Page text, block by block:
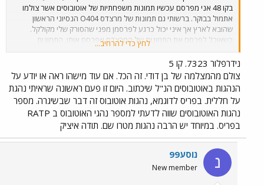
בקו 48 אני מפרסם עכשיו תמונות משפחתיות של אוטובוסים אשר צולמו
אתמול בבוקר. ברשותי גם תמונות של מרצדס O404 הנסיוני הראשון
שהובא לארץ אך איני יכול כרגע לפרסמן מפני שהסורק שלי מקולקל.
כשאוכל לפרסם את התמונות של המרצדס אפרסם אותן. התמונות
שאפרסם היום צולמו מהמצלמה הדיגיטלית של בן דודי כך שאלה התמונות
שצולם בשעה 9:40 בשדרות נורדאו, קו 5 בתל אביב.
לחץ כדי להרחיב...
נידרפלור 7323. קו 5
צולם מהמצלמה של בן דודי. זה הכל. אם עוד מישהו ראה או יודע על
הנהגות באוטובוסים הנ"ל שיכתוב. היום זו פעם ראשונה שראיתי נהגת
על חללית. בפריס לדוגמא, נהגות אוטובוס זה דבר שבשיגרה. מספר
נהגות האוטובוסים שווה לדעתי למספר נהגי האוטובוס ב RATP
בפריס. במיוחד יש הרבה נהגות מטרו שם. תודה איציק
נ נוסע99
New member